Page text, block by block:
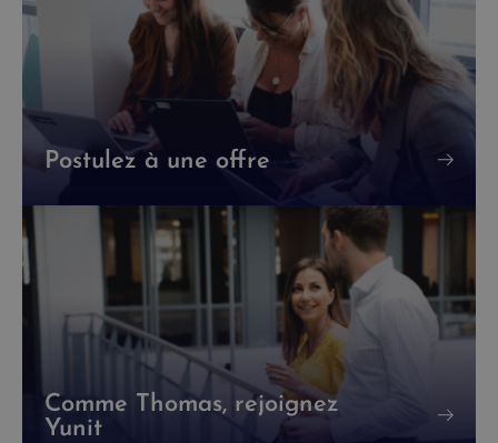
Postulez à une offre
Comme Thomas, rejoignez
Yunit